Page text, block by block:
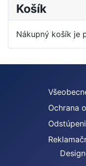
Košík
Nákupný košík je
Ochrana